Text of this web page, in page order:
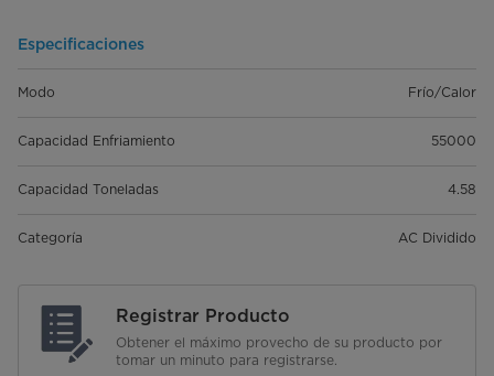
Especificaciones
Modo Frío/Calor
Capacidad Enfriamiento 55000
Capacidad Toneladas 4.58
Categoría AC Dividido
Registrar Producto
Obtener el máximo provecho de su producto por
tomar un minuto para registrarse.